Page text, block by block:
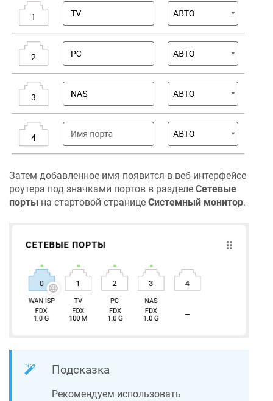
Затем добавленное имя появится в веб-интерфейсе
роутера под значками портов в разделе Сетевые
порты на стартовой странице Системный монитор.
Подсказка
Рекомендуем использовать